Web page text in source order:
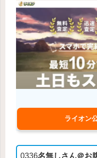
ライオン
0336名無しさん＠お